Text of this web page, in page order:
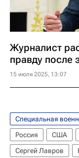
Журналист
правду после
15 июля 2025, 13:07
Специальная
Россия
США
Сергей Лавров